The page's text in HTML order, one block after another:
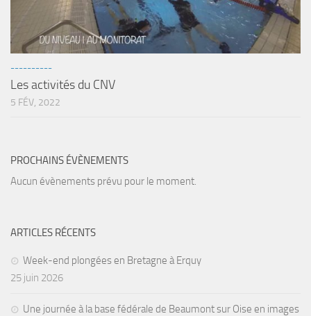
----------
Les activités du CNV
5 FÉV, 2022
PROCHAINS ÉVÈNEMENTS
Aucun évènements prévu pour le moment.
ARTICLES RÉCENTS
Week-end plongées en Bretagne à Erquy
25 juin 2026
Une journée à la base fédérale de Beaumont sur Oise en images